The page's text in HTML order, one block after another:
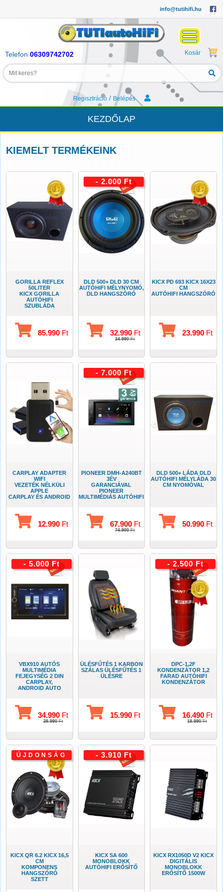
info@tutihifi.hu
Telefon 06309742702 Kosár
Regisztráció/ Belépés
KEZDŐLAP
KIEMELT TERMÉKEINK
GORILLA REFLEX
50LITER
KICX GORILLA
AUTÓHIFI
SZUBLÁDA
85.990 Ft
DLD 500+ DLD 30 CM
AUTÓHIFI MÉLYNYOMÓ,
DLD HANGSZÓRÓ
32.990Ft
34.990Ft
- 2.000 Ft
KICX PD 693 KICX 16X23
CM
AUTÓHIFI HANGSZÓRÓ
23.990Ft
CARPLAY ADAPTER
WIFI
VEZETÉK NÉLKÜLI
APPLE
CARPLAY ÉS ANDROID
12.990 Ft
PIONEER DMH-A240BT
3ÉV
GARANCIÁVAL
PIONEER
MULTIMÉDIÁS AUTÓHIFI
67.900Ft
74.900Ft
- 7.000 Ft
DLD 500+ LÁDA DLD
AUTÓHIFI MÉLYLÁDA 30
CM NYOMÓVAL
50.990Ft
VBX910 AUTÓS
MULTIMÉDIA
FEJEGYSÉG 2 DIN
CARPLAY,
ANDROID AUTO
34.990 Ft
39.990Ft
- 5.000 Ft
ÜLÉSFŰTÉS 1 KARBON
SZÁLAS ÜLÉSFŰTÉS 1
ÜLÉSRE
15.990Ft
DPC-1,2F
KONDENZÁTOR 1,2
FARAD AUTÓHIFI
KONDENZÁTOR
16.490Ft
18.990Ft
- 2.500 Ft
KICX QR 6.2 KICX 16,5
CM
KOMPONENS
HANGSZÓRÓ
SZETT
ÚJDONSÁG
KICX SA 600
MONOBLOKK
AUTÓHIFI ERŐSÍTŐ
- 3.910 Ft
KICX RX1050D V2 KICX
DIGITÁLIS
MONOBLOKK
ERŐSÍTŐ 1500W